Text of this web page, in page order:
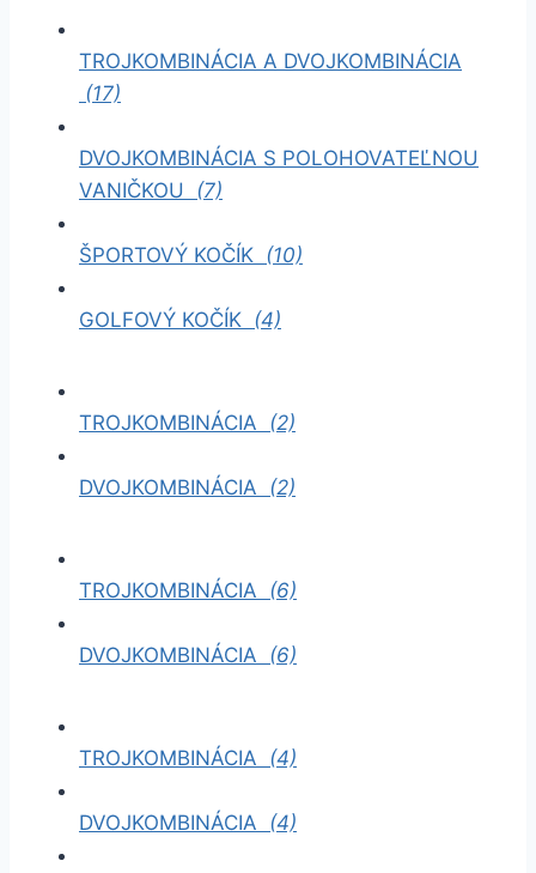
TROJKOMBINÁCIA A DVOJKOMBINÁCIA
(17)
DVOJKOMBINÁCIA S POLOHOVATEĽNOU
VANIČKOU (7)
ŠPORTOVÝ KOČÍK (10)
GOLFOVÝ KOČÍK (4)
TROJKOMBINÁCIA (2)
DVOJKOMBINÁCIA (2)
TROJKOMBINÁCIA (6)
DVOJKOMBINÁCIA (6)
TROJKOMBINÁCIA (4)
DVOJKOMBINÁCIA (4)